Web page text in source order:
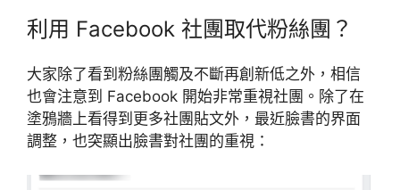
利用 Facebook 社團取代粉絲團？
大家除了看到粉絲團觸及不斷再創新低之外，相信
也會注意到 Facebook 開始非常重視社團。除了在
塗鴉牆上看得到更多社團貼文外，最近臉書的界面
調整，也突顯出臉書對社團的重視：